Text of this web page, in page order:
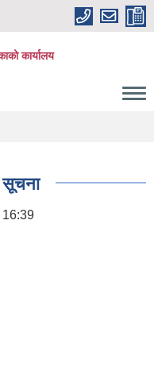
कार्यालय
सूचना
16:39